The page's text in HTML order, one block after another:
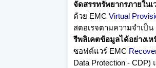
จัดสรรทรัพยากรภายในเ
ด้วย EMC Virtual
สตอเรจตามความจำเป็น
รีพลิเคตข้อมูลได้อย่างเ
ซอฟต์แวร์ EMC
Data Protection - CDP)